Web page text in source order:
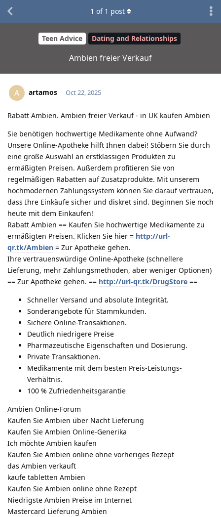
Teen Advice Dating and Relationships
Ambien freier Verkauf
1 of 1 post
A artamos Oct 22, 2025
Rabatt Ambien. Ambien freier Verkauf - in UK kaufen Ambien
Sie benötigen hochwertige Medikamente ohne Aufwand?
Unsere Online-Apotheke hilft Ihnen dabei! Stöbern Sie durch
eine große Auswahl an erstklassigen Produkten zu
ermäßigten Preisen. Außerdem profitieren Sie von
regelmäßigen Rabatten auf Zusatzprodukte. Mit unserem
hochmodernen Zahlungssystem können Sie darauf vertrauen,
dass Ihre Einkäufe sicher und diskret sind. Beginnen Sie noch
heute mit dem Einkaufen!
Rabatt Ambien == Kaufen Sie hochwertige Medikamente zu
ermäßigten Preisen. Klicken Sie hier = http://url-
qr.tk/Ambien = Zur Apotheke gehen.
Ihre vertrauenswürdige Online-Apotheke (schnellere
Lieferung, mehr Zahlungsmethoden, aber weniger Optionen)
== Zur Apotheke gehen. == http://url-qr.tk/DrugStore ==
Schneller Versand und absolute Integrität.
Sonderangebote für Stammkunden.
Sichere Online-Transaktionen.
Deutlich niedrigere Preise
Pharmazeutische Eigenschaften und Dosierung.
Private Transaktionen.
Medikamente mit dem besten Preis-Leistungs-
Verhältnis.
100 % Zufriedenheitsgarantie
Ambien Online-Forum
Kaufen Sie Ambien über Nacht Lieferung
Kaufen Sie Ambien Online-Generika
Ich möchte Ambien kaufen
Kaufen Sie Ambien online ohne vorheriges Rezept
das Ambien verkauft
kaufe tabletten Ambien
Kaufen Sie Ambien online ohne Rezept
Niedrigste Ambien Preise im Internet
Mastercard Lieferung Ambien